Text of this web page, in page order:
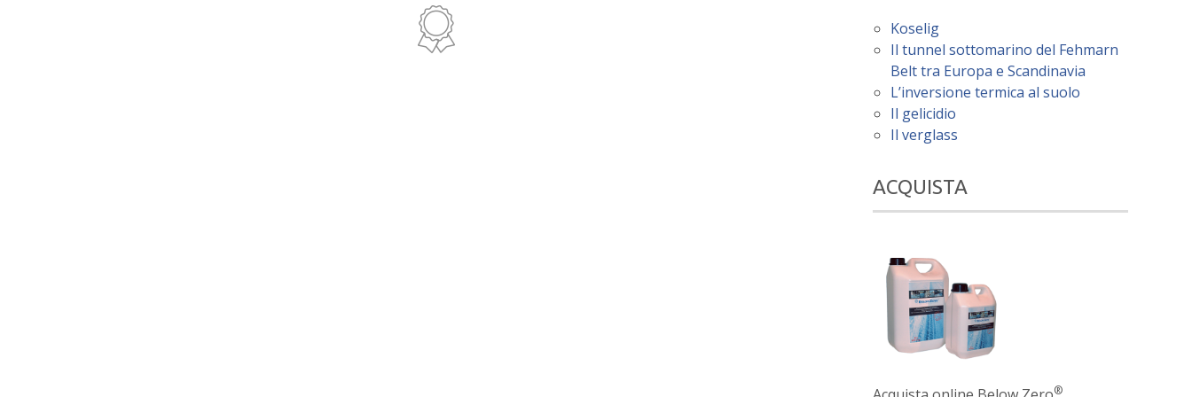
Koselig
Il tunnel sottomarino del Fehmarn
Belt tra Europa e Scandinavia
L’inversione termica al suolo
Il gelicidio
Il verglass
ACQUISTA
®